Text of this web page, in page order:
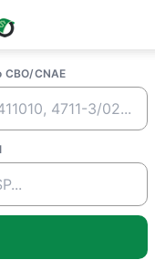
CNAE